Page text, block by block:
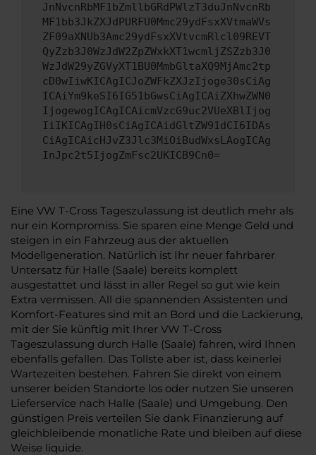
JnNvcnRbMF1bZmllbGRdPWlzT3duJnNvcnRb
MF1bb3JkZXJdPURFU0Mmc29ydFsxXVtmaWVs
ZF09aXNUb3Amc29ydFsxXVtvcmRlcl09REVT
QyZzb3J0WzJdW2ZpZWxkXT1wcmljZSZzb3J0
WzJdW29yZGVyXT1BU0MmbGltaXQ9MjAmc2tp
cD0wIiwKICAgICJoZWFkZXJzIjoge30sCiAg
ICAiYm9keSI6IG51bGwsCiAgICAiZXhwZWN0
IjogewogICAgICAicmVzcG9uc2VUeXBlIjog
IiIKICAgIH0sCiAgICAidGltZW91dCI6IDAs
CiAgICAicHJvZ3Jlc3MiOiBudWxsLAogICAg
InJpc2t5IjogZmFsc2UKICB9Cn0=
Eine VW T-Cross Tageszulassung ist deutlich mehr als
nur ein Kompromiss. Sie sparen eine Menge Geld und
steigen in ein Fahrzeug aus der aktuellen
Modellgeneration. Natürlich ist Ihr neuer fahrbarer
Untersatz für Halle (Saale) bereits komplett
ausgestattet und lässt in aller Regel so gut wie kein
Extra vermissen. All die spannenden Assistenten und
Komfort-Features sind mit an Bord und die Lackierung,
mit der Sie künftig mit Ihrer VW T-Cross
Tageszulassung durch Halle (Saale) fahren, wird Ihnen
ebenfalls gefallen. Das Tollste aber ist, dass keinerlei
Wartezeiten bestehen. Fahren Sie direkt von einem
unserer beiden Standorte los oder nutzen Sie unseren
Lieferservice nach Halle (Saale) und Umgebung. Den
günstigen Preis verteilen Sie dank Finanzierung auf
gleichbleibende monatliche Rate und bleiben auf diese
Weise liquide.